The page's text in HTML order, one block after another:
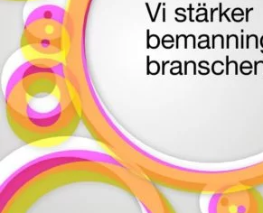
Webbutik
Mina sidor
Bli medlem
Logga in på Arbetsgivarguiden